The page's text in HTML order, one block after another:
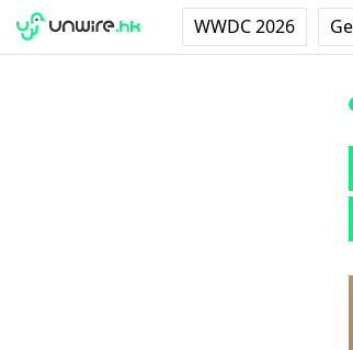
WWDC 2026